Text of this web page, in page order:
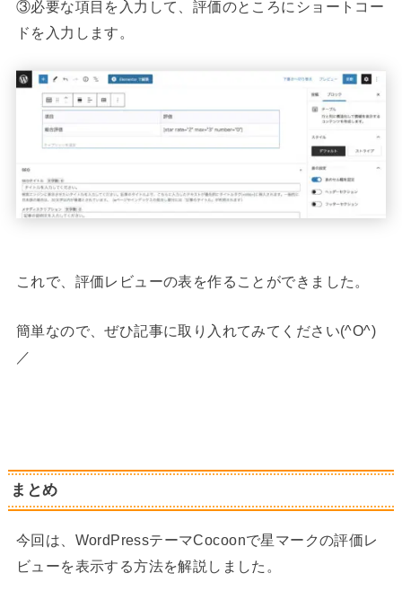
③必要な項目を入力して、評価のところにショートコー
ドを入力します。
これで、評価レビューの表を作ることができました。
簡単なので、ぜひ記事に取り入れてみてください(^O^)
／
まとめ
今回は、WordPressテーマCocoonで星マークの評価レ
ビューを表示する方法を解説しました。